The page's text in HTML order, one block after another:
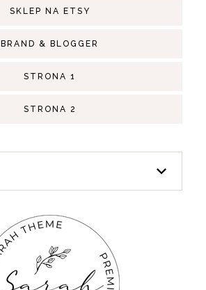
SKLEP NA ETSY
BRAND & BLOGGER
STRONA 1
STRONA 2